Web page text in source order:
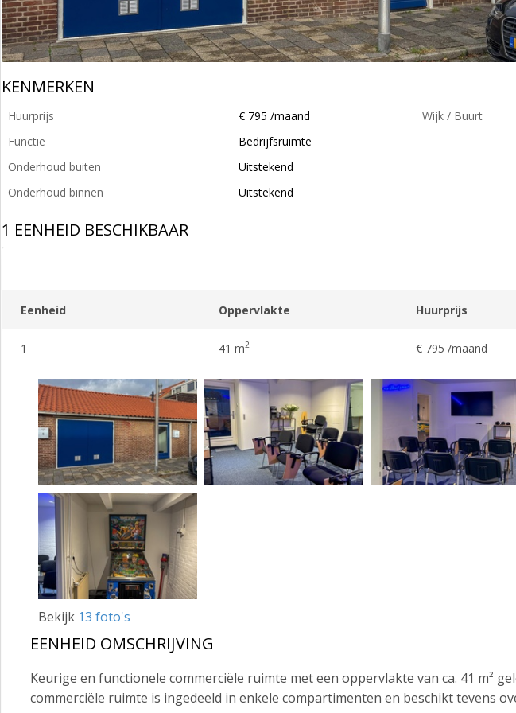
KENMERKEN
Huurprijs
€ 795 /maand
Functie
Bedrijfsruimte
Onderhoud buiten
Uitstekend
Onderhoud binnen
Uitstekend
Wijk / Buurt
1 EENHEID BESCHIKBAAR
Eenheid Oppervlakte Huurprijs
1 41 m2 € 795 /maand
Bekijk 13 foto's
EENHEID OMSCHRIJVING
Keurige en functionele commerciële ruimte met een oppervlakte van ca. 41 m²
commerciële ruimte is ingedeeld in enkele compartimenten en beschikt tevens